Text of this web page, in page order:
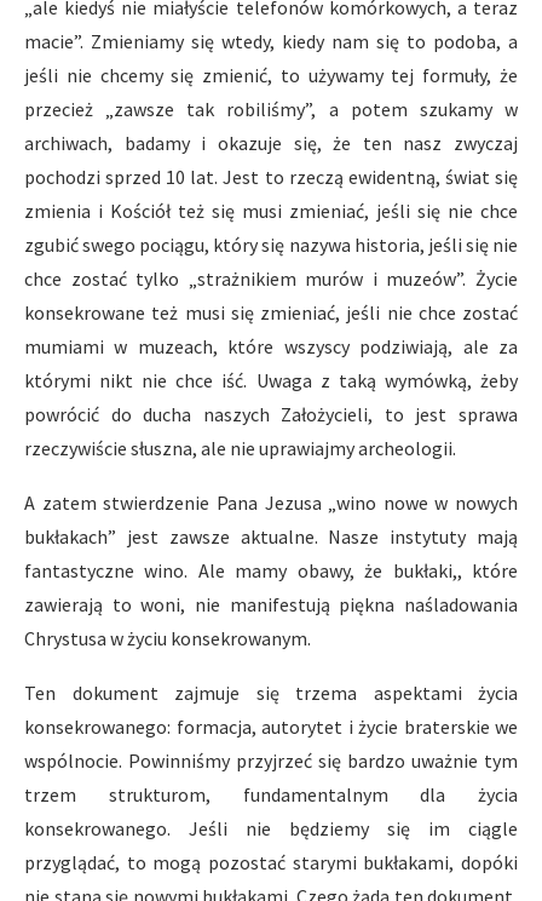
„ale kiedyś nie miałyście telefonów komórkowych, a teraz
macie”. Zmieniamy się wtedy, kiedy nam się to podoba, a
jeśli nie chcemy się zmienić, to używamy tej formuły, że
przecież „zawsze tak robiliśmy”, a potem szukamy w
archiwach, badamy i okazuje się, że ten nasz zwyczaj
pochodzi sprzed 10 lat. Jest to rzeczą ewidentną, świat się
zmienia i Kościół też się musi zmieniać, jeśli się nie chce
zgubić swego pociągu, który się nazywa historia, jeśli się nie
chce zostać tylko „strażnikiem murów i muzeów”. Życie
konsekrowane też musi się zmieniać, jeśli nie chce zostać
mumiami w muzeach, które wszyscy podziwiają, ale za
którymi nikt nie chce iść. Uwaga z taką wymówką, żeby
powrócić do ducha naszych Założycieli, to jest sprawa
rzeczywiście słuszna, ale nie uprawiajmy archeologii.
A zatem stwierdzenie Pana Jezusa „wino nowe w nowych
bukłakach” jest zawsze aktualne. Nasze instytuty mają
fantastyczne wino. Ale mamy obawy, że bukłaki,, które
zawierają to woni, nie manifestują piękna naśladowania
Chrystusa w życiu konsekrowanym.
Ten dokument zajmuje się trzema aspektami życia
konsekrowanego: formacja, autorytet i życie braterskie we
wspólnocie. Powinniśmy przyjrzeć się bardzo uważnie tym
trzem strukturom, fundamentalnym dla życia
konsekrowanego. Jeśli nie będziemy się im ciągle
przyglądać, to mogą pozostać starymi bukłakami, dopóki
nie staną się nowymi bukłakami. Czego żąda ten dokument,